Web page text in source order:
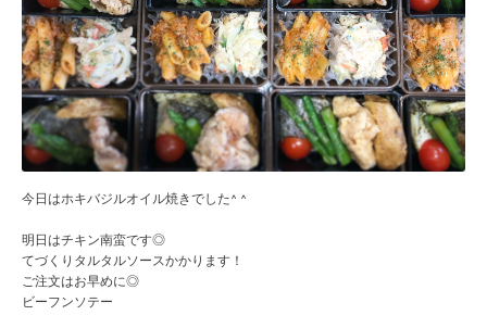
今日はホキバジルオイル焼きでした^ ^
明日はチキン南蛮です◎
てづくりタルタルソースかかります！
ご注文はお早めに◎
ビーフンソテー